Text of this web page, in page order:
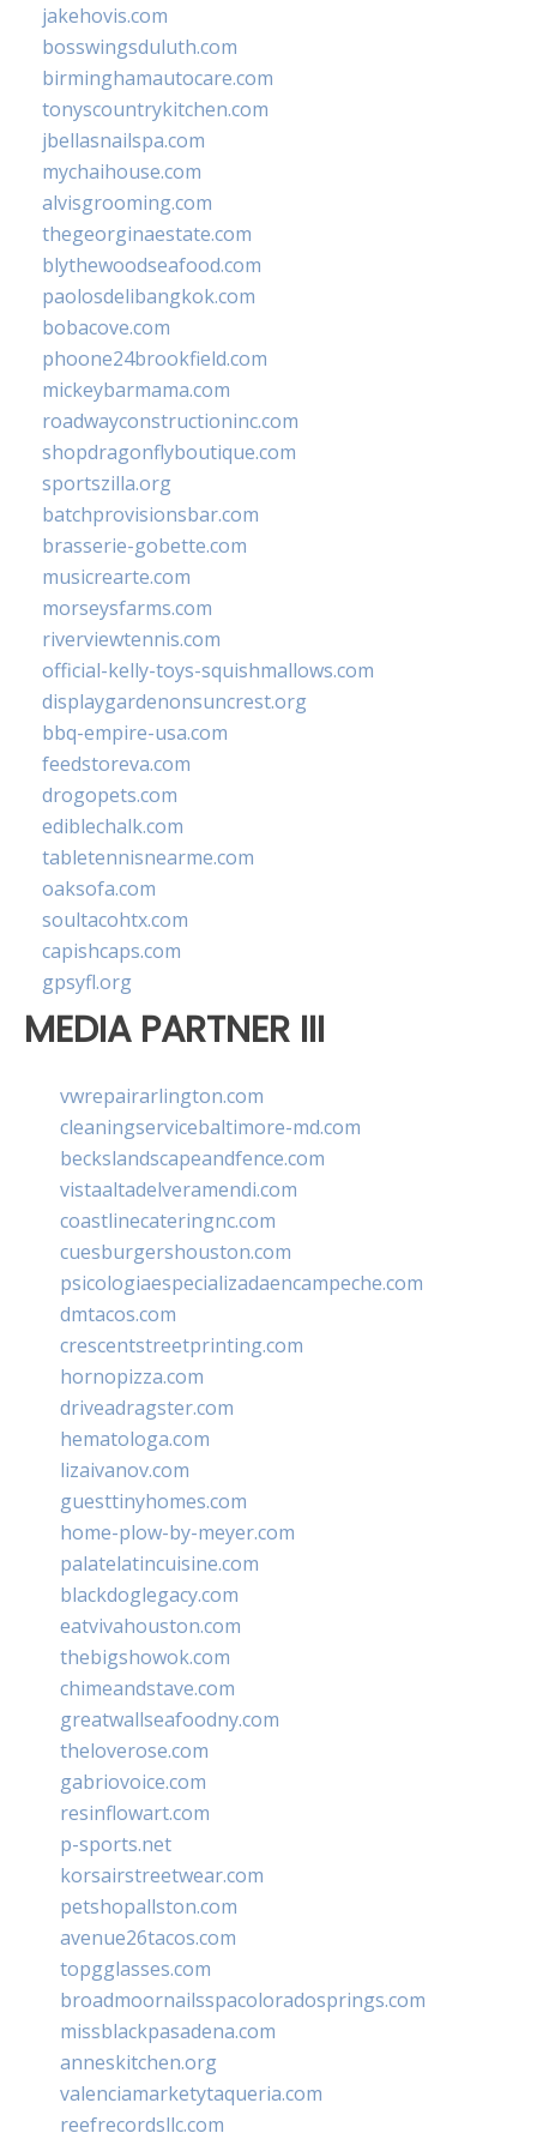
jakehovis.com
bosswingsduluth.com
birminghamautocare.com
tonyscountrykitchen.com
jbellasnailspa.com
mychaihouse.com
alvisgrooming.com
thegeorginaestate.com
blythewoodseafood.com
paolosdelibangkok.com
bobacove.com
phoone24brookfield.com
mickeybarmama.com
roadwayconstructioninc.com
shopdragonflyboutique.com
sportszilla.org
batchprovisionsbar.com
brasserie-gobette.com
musicrearte.com
morseysfarms.com
riverviewtennis.com
official-kelly-toys-squishmallows.com
displaygardenonsuncrest.org
bbq-empire-usa.com
feedstoreva.com
drogopets.com
ediblechalk.com
tabletennisnearme.com
oaksofa.com
soultacohtx.com
capishcaps.com
gpsyfl.org
MEDIA PARTNER III
vwrepairarlington.com
cleaningservicebaltimore-md.com
beckslandscapeandfence.com
vistaaltadelveramendi.com
coastlinecateringnc.com
cuesburgershouston.com
psicologiaespecializadaencampeche.com
dmtacos.com
crescentstreetprinting.com
hornopizza.com
driveadragster.com
hematologa.com
lizaivanov.com
guesttinyhomes.com
home-plow-by-meyer.com
palatelatincuisine.com
blackdoglegacy.com
eatvivahouston.com
thebigshowok.com
chimeandstave.com
greatwallseafoodny.com
theloverose.com
gabriovoice.com
resinflowart.com
p-sports.net
korsairstreetwear.com
petshopallston.com
avenue26tacos.com
topgglasses.com
broadmoornailsspacoloradosprings.com
missblackpasadena.com
anneskitchen.org
valenciamarketytaqueria.com
reefrecordsllc.com